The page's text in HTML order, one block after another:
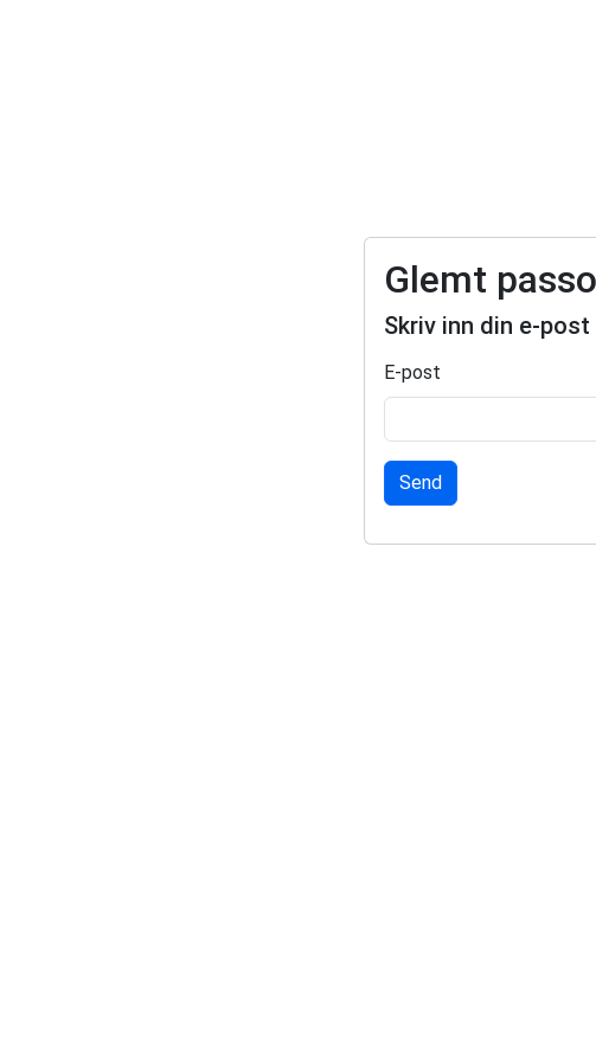
Glemt
Skriv inn din e-post
E-post
Send